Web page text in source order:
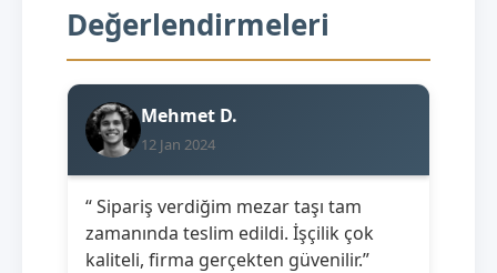
Değerlendirmeleri
Mehmet D.
12 Jan 2024
“ Sipariş verdiğim mezar taşı tam
zamanında teslim edildi. İşçilik çok
kaliteli, firma gerçekten güvenilir.”